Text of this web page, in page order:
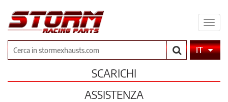
il
CercaIT
SCARICHI
ASSISTENZA